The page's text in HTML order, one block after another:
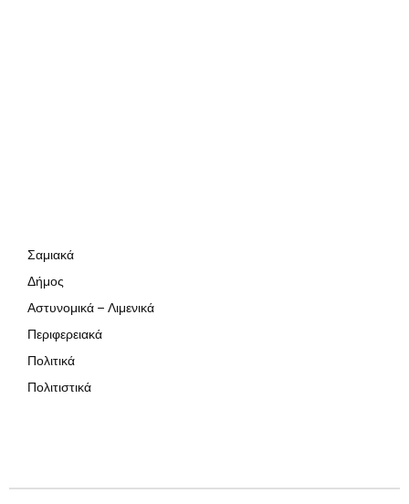
Σαμιακά
Δήμος
Αστυνομικά – Λιμενικά
Περιφερειακά
Πολιτικά
Πολιτιστικά